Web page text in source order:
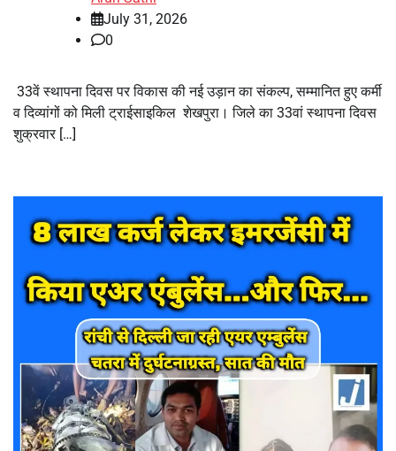
July 31, 2026
0
33वें स्थापना दिवस पर विकास की नई उड़ान का संकल्प, सम्मानित हुए कर्मी
व दिव्यांगों को मिली ट्राईसाइकिल शेखपुरा। जिले का 33वां स्थापना दिवस
शुक्रवार […]